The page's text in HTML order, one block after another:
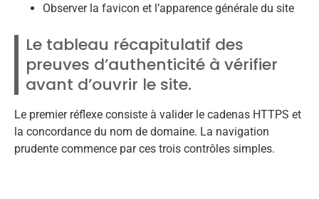
Observer la favicon et l’apparence générale du site
Le tableau récapitulatif des
preuves d’authenticité à vérifier
avant d’ouvrir le site.
Le premier réflexe consiste à valider le cadenas HTTPS et
la concordance du nom de domaine. La navigation
prudente commence par ces trois contrôles simples.